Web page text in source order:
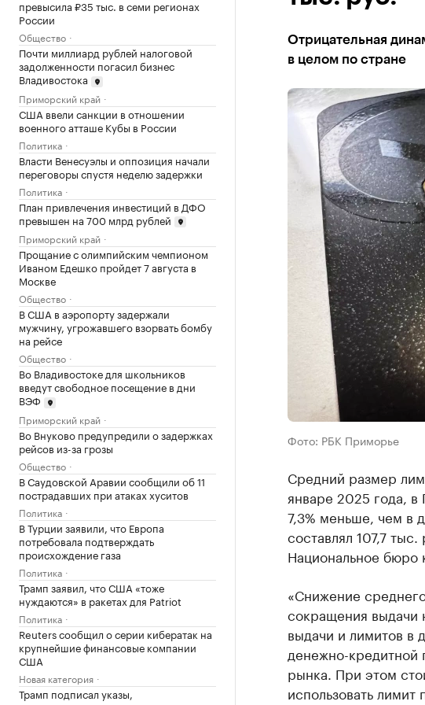
превысила ₽35 тыс. в семи регионах
России
Общество
Почти миллиард рублей налоговой
задолженности погасил бизнес
Владивостока
Приморский край
США ввели санкции в отношении
военного атташе Кубы в России
Политика
Власти Венесуэлы и оппозиция начали
переговоры спустя неделю задержки
Политика
План привлечения инвестиций в ДФО
превышен на 700 млрд рублей
Приморский край
Прощание с олимпийским чемпионом
Иваном Едешко пройдет 7 августа в
Москве
Общество
В США в аэропорту задержали
мужчину, угрожавшего взорвать бомбу
на рейсе
Общество
Во Владивостоке для школьников
введут свободное посещение в дни
ВЭФ
Приморский край
Во Внуково предупредили о задержках
рейсов из-за грозы
Общество
В Саудовской Аравии сообщили об 11
пострадавших при атаках хуситов
Политика
В Турции заявили, что Европа
потребовала подтверждать
происхождение газа
Политика
Трамп заявил, что США «тоже
нуждаются» в ракетах для Patriot
Политика
Reuters сообщил о серии кибератак на
крупнейшие финансовые компании
США
Новая категория
Трамп подписал указы,
Отрицательная
в целом по стране
Фото: РБК Приморье
Средний размер
январе 2025 года,
7,3% меньше, чем в
составлял 107,7
Национальное бюро
«Снижение
сокращения выдачи
выдачи и лимитов в
денежно-кредитной
рынка. При этом
использовать